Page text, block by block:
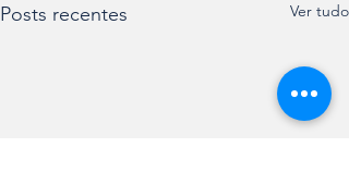
Posts recentes Ver tudo